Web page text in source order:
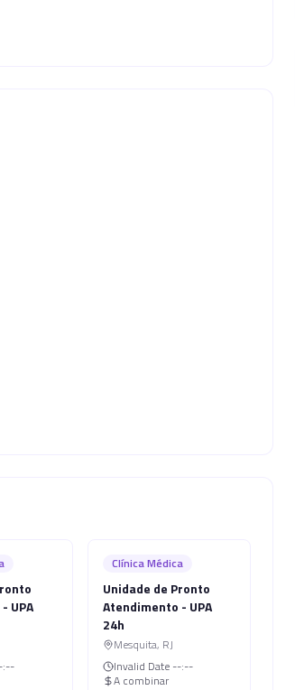
UPA
:--
Clínica Médica
Unidade de Pronto
Atendimento - UPA
24h
Mesquita, RJ
Invalid Date --:--
A combinar